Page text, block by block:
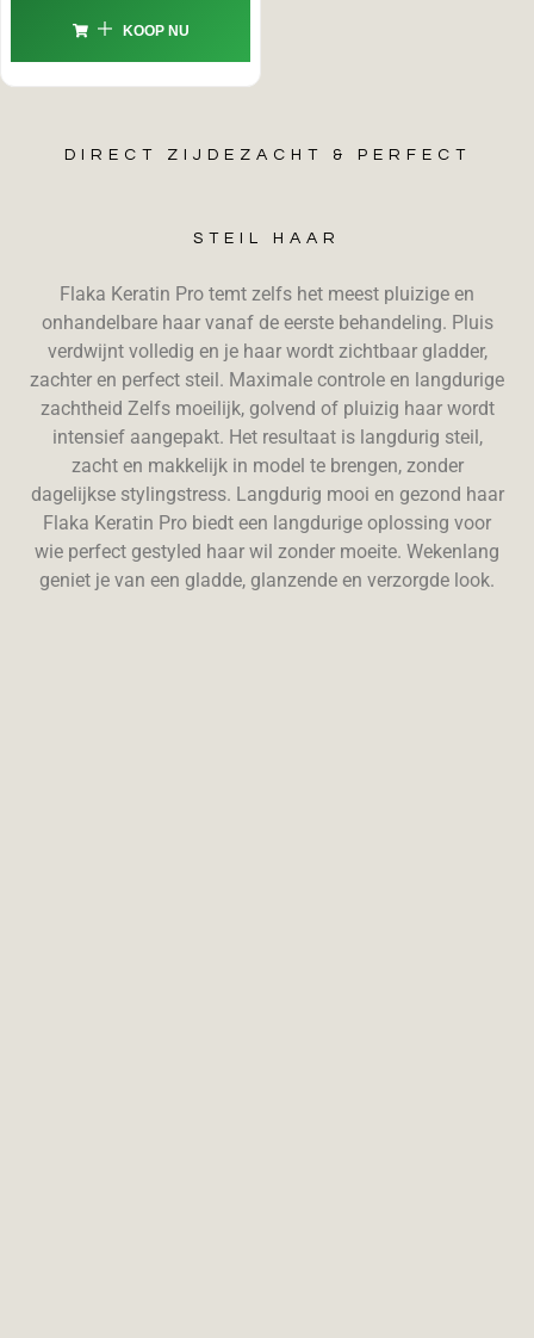
KOOP NU
DIRECT ZIJDEZACHT & PERFECT
STEIL HAAR
Flaka Keratin Pro temt zelfs het meest pluizige en
onhandelbare haar vanaf de eerste behandeling. Pluis
verdwijnt volledig en je haar wordt zichtbaar gladder,
zachter en perfect steil. Maximale controle en langdurige
zachtheid Zelfs moeilijk, golvend of pluizig haar wordt
intensief aangepakt. Het resultaat is langdurig steil,
zacht en makkelijk in model te brengen, zonder
dagelijkse stylingstress. Langdurig mooi en gezond haar
Flaka Keratin Pro biedt een langdurige oplossing voor
wie perfect gestyled haar wil zonder moeite. Wekenlang
geniet je van een gladde, glanzende en verzorgde look.